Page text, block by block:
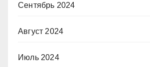
Сентябрь 2024
Август 2024
Июль 2024